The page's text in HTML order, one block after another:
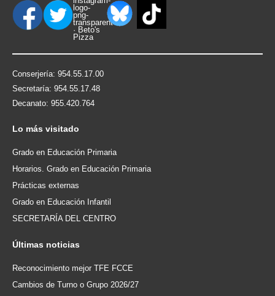
Conserjería: 954.55.17.00
Secretaría: 954.55.17.48
Decanato: 955.420.764
Lo más visitado
Grado en Educación Primaria
Horarios. Grado en Educación Primaria
Prácticas externas
Grado en Educación Infantil
SECRETARÍA DEL CENTRO
Últimas noticias
Reconocimiento mejor TFE FCCE
Cambios de Turno o Grupo 2026/27